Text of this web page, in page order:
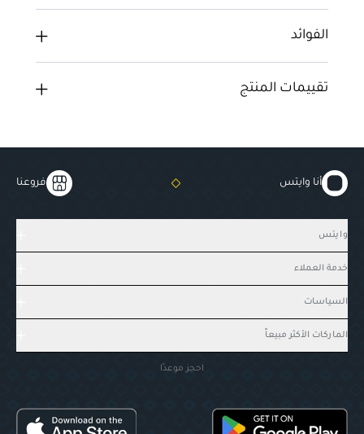
الفوائد
تقييمات المنتج
أنا وايتس فروعنا
وايتس
خدمة العملاء
السياسات
الماركات الأكثر مبيعاً
احجز موعدًا